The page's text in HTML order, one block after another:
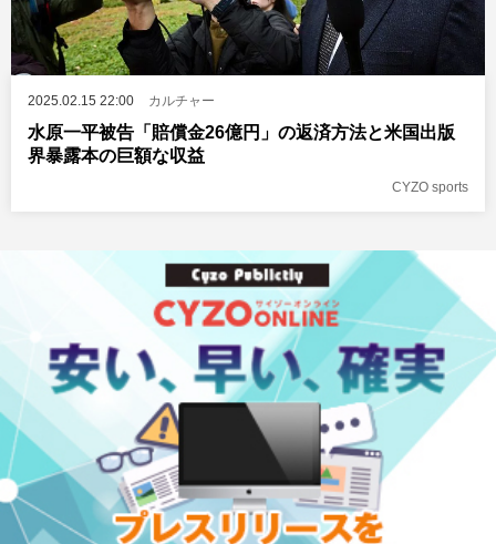
2025.02.15 22:00 カルチャー
水原一平被告「賠償金26億円」の返済方法と米国出版
界暴露本の巨額な収益
CYZO sports